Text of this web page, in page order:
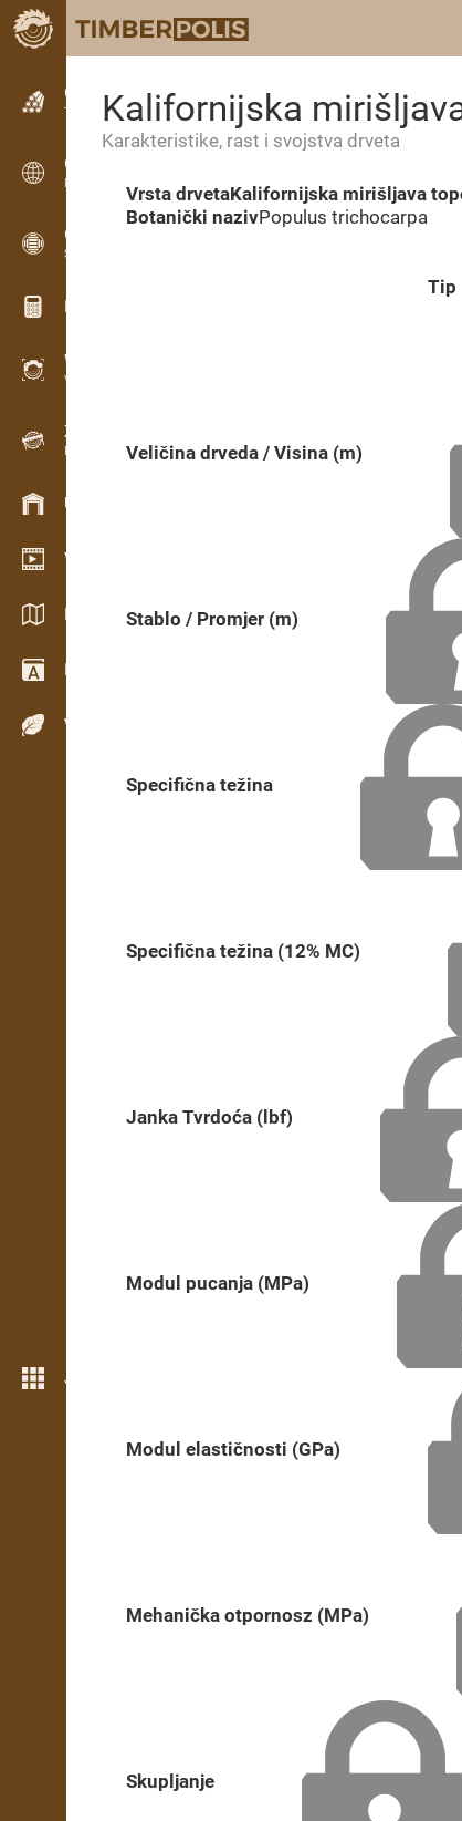
Oglašavanje
Tekstualne oglase
Oglašavanje
Međunarodni oglasi
OPTI-TIMB
Šeme rezanja
Kalkulatori za drvo
WoodProfi
Volumen drveta s AI
Zapisnik
Evidencija drveta na terenu
Upravljanje zalihama
Video salon
Katalozi / Brošure
Rečnik
Vrste drveta
Još opcija
Kalifornijska
Karakteristike, rast i svojstva drveta
Vrsta drvetaKalifornijska mirišljava
Botanički nazivPopulus trichocarpa
Tip
Veličina drveda / Visina (m)
Stablo / Promjer (m)
Specifična težina
Specifična težina (12% MC)
Janka Tvrdoća (lbf)
Modul pucanja (MPa)
Modul elastičnosti (GPa)
Mehanička otpornosz (MPa)
Skupljanje